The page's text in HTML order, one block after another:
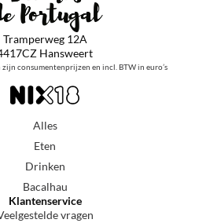
Tramperweg 12A
Hansweert
consumentenprijzen en incl. BTW in euro’s
Alles
Eten
Drinken
Bacalhau
Klantenservice
vragen